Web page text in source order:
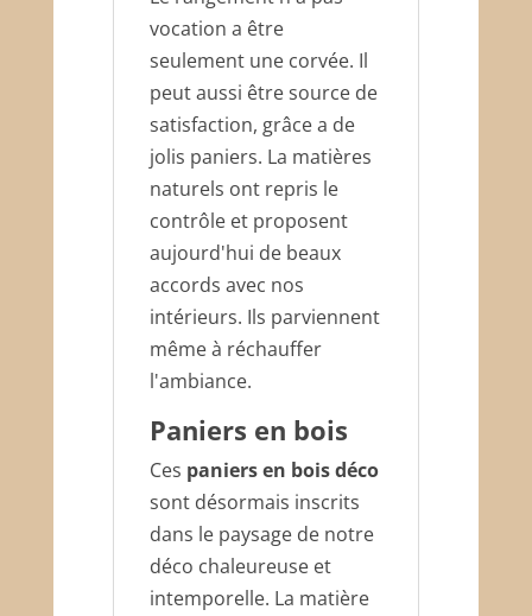
vocation a être
seulement une corvée. Il
peut aussi être source de
satisfaction, grâce a de
jolis paniers. La matières
naturels ont repris le
contrôle et proposent
aujourd'hui de beaux
accords avec nos
intérieurs. Ils parviennent
même à réchauffer
l'ambiance.
Paniers en bois
Ces paniers en bois déco
sont désormais inscrits
dans le paysage de notre
déco chaleureuse et
intemporelle. La matière